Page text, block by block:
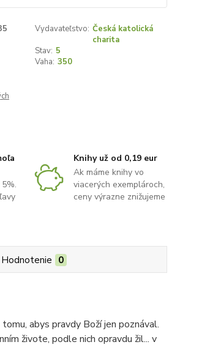
Vydavateľstvo: Česká katolická
charita
Stav: 5
Vaha: 350
Knihy už od 0,19 eur
Ak máme knihy vo
viacerých exemplároch,
ceny výrazne znižujeme
Hodnotenie 0
abys pravdy Boží jen poznával.
živote, podle nich opravdu žil... v